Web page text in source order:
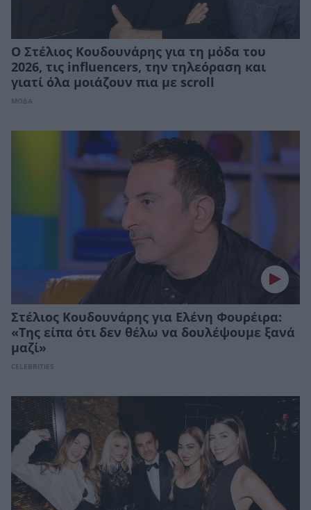
Ο Στέλιος Κουδουνάρης για τη μόδα του
2026, τις influencers, την τηλεόραση και
γιατί όλα μοιάζουν πια με scroll
ΜΟΔΑ
Στέλιος Κουδουνάρης για Ελένη Φουρέιρα:
«Της είπα ότι δεν θέλω να δουλέψουμε ξανά
μαζί»
CELEBRITIES